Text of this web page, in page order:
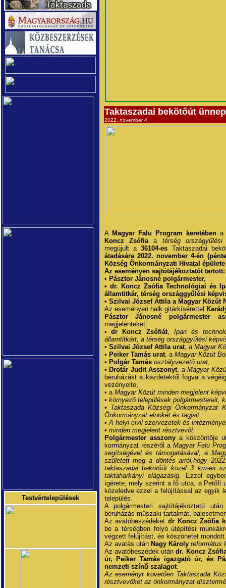
Testvértelepülések
Taktaszadai bekötőút
2022. november 4.
A Magyar Falu Program keretében
Koncz Zsófiaa térség országyűlési
megújult a36104-es Taktaszadai
átadására 2022. november 4-én
Község Önkormányzati Hivatal
Az eseményen sajtótájékoztatót tartott:
• Pásztor Jánosné polgármester,
• dr. Koncz Zsófia Technológiai és
államtitkár, térség országgyűlési
• Szilvai József Attila a Magyar Közút
Az eseményen halk gitárkísérettel
Pásztor Jánosné polgármester
megjelenteket:
•dr Koncz Zsófiát,Ipari és
államtitkárt, a térség országgyűlési
• Szilvai József Attila urat, a Magyar
• Peiker Tamás urat, a Magyar Közút
• Polgár Tamás osztályvezető urat,
• Drotár Judit Asszonyt, a Magyar
beruházást a kezdetektől fogva a
vezényelte,
• a Magyar Közút minden megjelent
• környező települések polgármestereit,
• Taktaszada Községi Önkormányzat
Önkormányzat elnökét és tagjait,
• A helyi civil szervezetek és
• minden megjelent résztvevőt.
Polgármester asszonya köszöntője
kormányzat részéről a Magyar Falu
segítségével és támogatásával, a
született meg a döntés arról,hogy
taktaszadai bekötőút közel 3 km-es
taktaharkányi elágazásig.
Ezzel
ígérete, mely szerint a fő utca, a Petőfi
közeledve ezzel a felújítással az egyik
település.
A polgármesteri sajtótájékoztató
beruházás műszaki tartalmát,
Az avatóbeszédeket dr Koncz Zsófia
be a térségben folyó útépítési
végzett felújítást, és köszönetet
Az avatás után Nagy Károlyreformátus
Az avatóbeszédek utándr. Koncz
úr, Peiker Tamás igazgató úr, és
nemzeti színű szalagot.
Az eseményt követően Taktaszada
résztvevőket az önkormányzat